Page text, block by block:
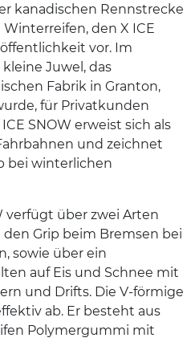
kanadischen Rennstrecke
den X ICE
vor. Im
Juwel, das
Fabrik in Granton,
für Privatkunden
SNOW erweist sich als
und zeichnet
bei winterlichen
verfügt über zwei Arten
Grip beim Bremsen bei
sowie über ein
auf Eis und Schnee mit
und Drifts. Die V-förmige
ab. Er besteht aus
Polymergummi mit